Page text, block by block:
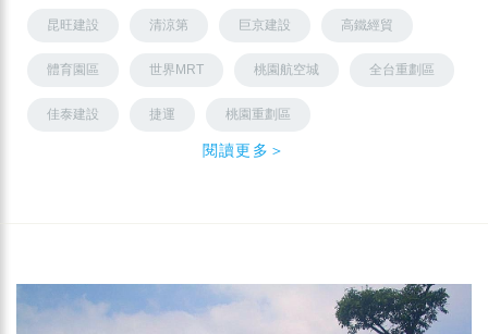
昆旺建設 清涼第 巨京建設 高鐵經貿
體育園區 世界MRT 桃園航空城 全台重劃區
佳泰建設 捷運 桃園重劃區
閱讀更多＞